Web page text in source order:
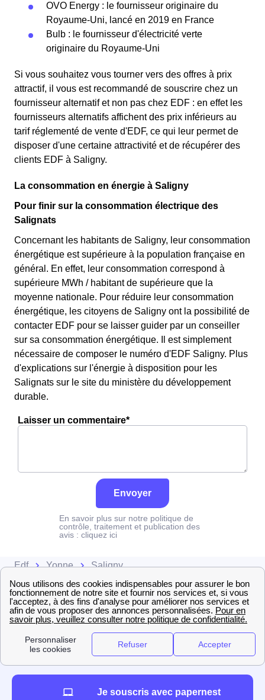
OVO Energy : le fournisseur originaire du
Royaume-Uni, lancé en 2019 en France
Bulb : le fournisseur d'électricité verte
originaire du Royaume-Uni
Si vous souhaitez vous tourner vers des offres à prix
attractif, il vous est recommandé de souscrire chez un
fournisseur alternatif et non pas chez EDF : en effet les
fournisseurs alternatifs affichent des prix inférieurs au
tarif réglementé de vente d'EDF, ce qui leur permet de
disposer d'une certaine attractivité et de récupérer des
clients EDF à Saligny.
La consommation en énergie à Saligny
Pour finir sur la consommation électrique des
Salignats
Concernant les habitants de Saligny, leur consommation
énergétique est supérieure à la population française en
général. En effet, leur consommation correspond à
supérieure MWh / habitant de supérieure que la
moyenne nationale. Pour réduire leur consommation
énergétique, les citoyens de Saligny ont la possibilité de
contacter EDF pour se laisser guider par un conseiller
sur sa consommation énergétique. Il est simplement
nécessaire de composer le numéro d'EDF Saligny. Plus
d'explications sur l'énergie à disposition pour les
Salignats sur le site du ministère du développement
durable.
Laisser un commentaire*
Envoyer
En savoir plus sur notre politique de
contrôle, traitement et publication des
avis : cliquez ici
Edf Yonne Saligny
Je souscris avec papernest